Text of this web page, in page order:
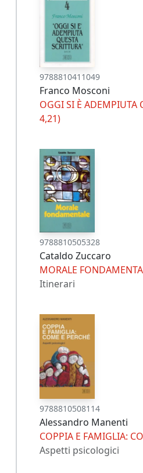
9788810411049
Franco Mosconi
OGGI SI È ADEMPIUTA
4,21)
9788810505328
Cataldo Zuccaro
MORALE
Itinerari
9788810508114
Alessandro Manenti
COPPIA E FAMIGLIA:
Aspetti psicologici